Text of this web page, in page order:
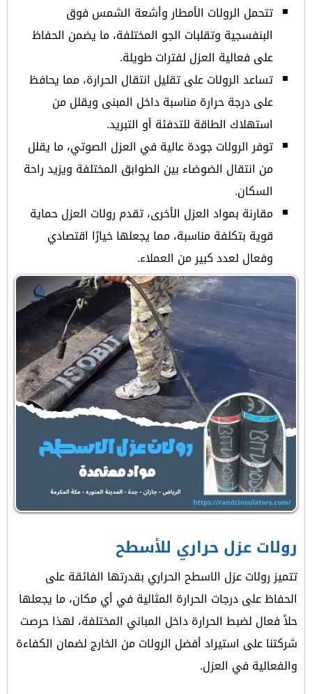
تتحمل الرولات الأمطار وأشعة الشمس فوق
البنفسجية وتقلبات الجو المختلفة، ما يضمن الحفاظ
على فعالية العزل لفترات طويلة.
تساعد الرولات على تقليل انتقال الحرارة، مما يحافظ
على درجة حرارة مناسبة داخل المبنى ويقلل من
استهلاك الطاقة للتدفئة أو التبريد.
توفر الرولات جودة عالية في العزل الصوتي، ما يقلل
من انتقال الضوضاء بين الطوابق المختلفة ويزيد راحة
السكان.
مقارنة بمواد العزل الأخرى، تقدم رولات العزل حماية
قوية بتكلفة مناسبة، مما يجعلها خيارًا اقتصادي
وفعال لعدد كبير من العملاء.
رولات عزل حراري للأسطح
تتميز رولات عزل الاسطح الحراري بقدرتها الفائقة على
الحفاظ على درجات الحرارة المثالية في أي مكان، ما يجعلها
حلاً فعال لضبط الحرارة داخل المباني المختلفة، لهذا حرصت
شركتنا على استيراد أفضل الرولات من الخارج لضمان الكفاءة
والفعالية في العزل.